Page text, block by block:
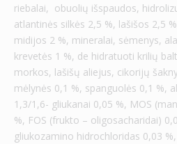
riebalai, obuolių išspaudos,
atlantinės silkės 2,5 %, lašišos 2,5
midijos 2 %, mineralai, sėmenys,
krevetės 1 %, de hidratuoti krilių
morkos, lašišų aliejus, cikorijų
mėlynės 0,1 %, spanguolės 0,1 %,
1,3/1,6- gliukanai 0,05 %, MOS
%, FOS (frukto – oligosacharidai)
gliukozamino hidrochloridas 0,03